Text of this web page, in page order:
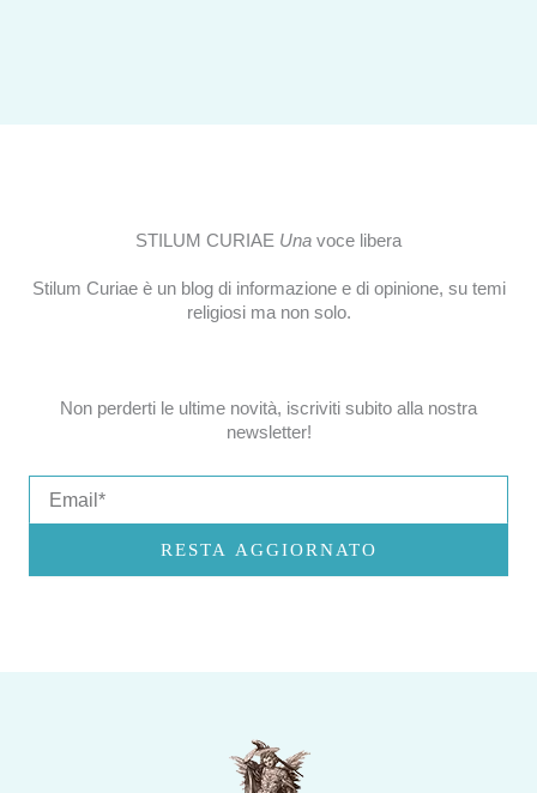
STILUM CURIAE Una voce libera
Stilum Curiae è un blog di informazione e di opinione, su temi
religiosi ma non solo.
Non perderti le ultime novità, iscriviti subito alla nostra
newsletter!
RESTA AGGIORNATO